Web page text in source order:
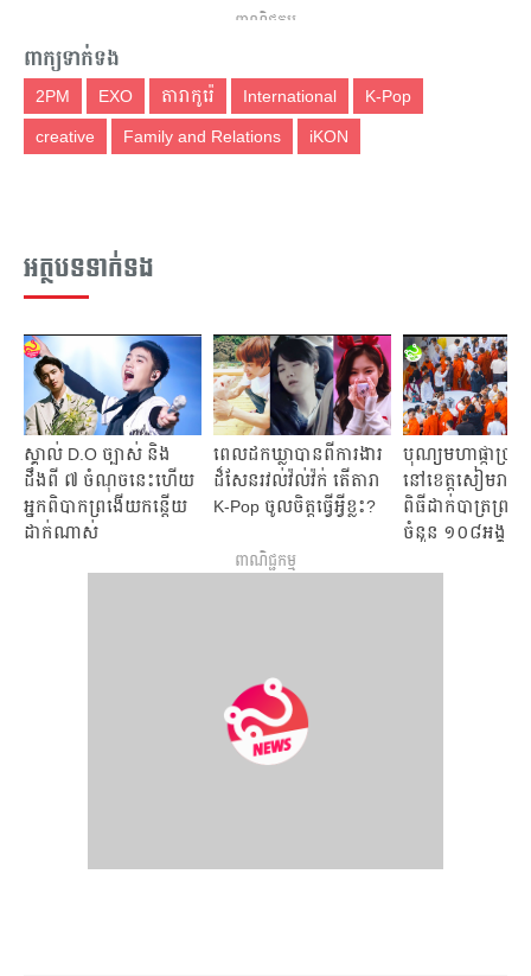
ពាណិជ្ជកម្ម
ពាក្យទាក់ទង
2PM EXO តារាកូរ៉េ International K-Pop
creative Family and Relations iKON
អត្ថបទទាក់ទង
ស្គាល់ D.O ច្បាស់ និង
ដឹងពី ៧ ចំណុច​នេះហើយ
អ្នកពិបាកព្រងើយកន្តើយ
ដាក់ណាស់
ពេលដកឃ្លាបានពីការងារ
ដ៏សែនរវល់វ៉ល់វ៉ក់ តើតារា
K-Pop ចូលចិត្តធ្វើអ្វីខ្លះ?
បុណ្យ​មហា​ផ្កា​ប្រា
នៅ​ខេត្ត​សៀមរាប​
ពិធី​ដាក់​បាត្រ​ព្រះ
ចំនួន​ ១០៨​អង្គ​
ពាណិជ្ជកម្ម